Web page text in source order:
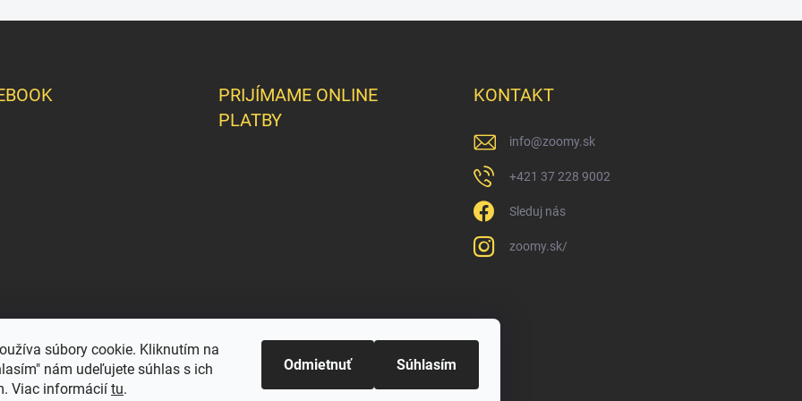
súbory cookie. Kliknutím na
nám udeľujete súhlas s ich
Viac informácií tu.
Odmietnuť Súhlasím
PRIJÍMAME ONLINE
PLATBY
KONTAKT
info@zoomy.sk
+421 37 228 9002
Sleduj nás
zoomy.sk/